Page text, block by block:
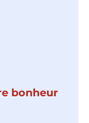
bonheur